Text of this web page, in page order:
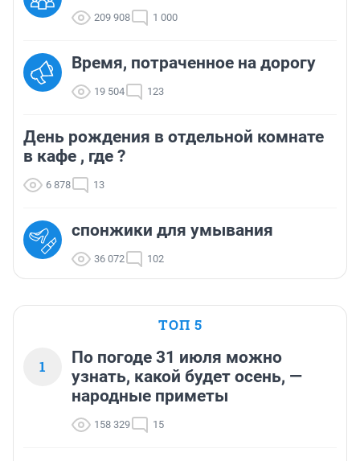
209 908 1 000
Время, потраченное на дорогу
19 504 123
День рождения в отдельной комнате
в кафе , где ?
6 878 13
спонжики для умывания
36 072 102
ТОП 5
1
По погоде 31 июля можно
узнать, какой будет осень, —
народные приметы
158 329 15